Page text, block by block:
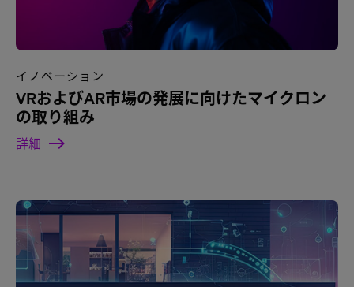
イノベーション
VRおよびAR市場の発展に向けたマイクロン
の取り組み
詳細